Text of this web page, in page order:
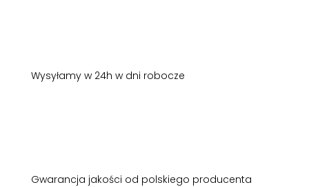
Wysyłamy w 24h w dni robocze
Gwarancja jakości od polskiego producenta